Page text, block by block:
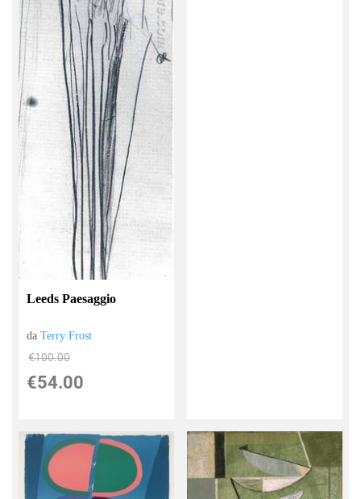
Leeds Paesaggio
daTerry Frost
€100.00
€54.00